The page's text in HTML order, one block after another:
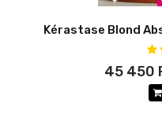
Kérastase Blond
45 450